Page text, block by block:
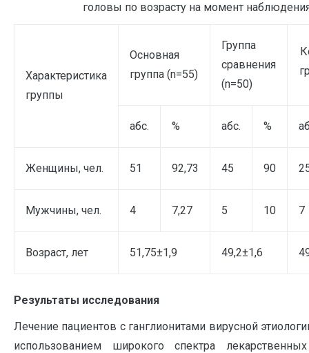
головы по возрасту на момент
Характеристика
группы
Основная
группа (n=55)
Группа
сравнения
(n=50)
абс. % абс. %
Женщины, чел. 51 92,73 45 90
Мужчины, чел. 4 7,27 5 10 7
Возраст, лет 51,75±1,9 49,2±1,6
Результаты исследования
Лечение пациентов с ганглионитами вирусной
использованием широкого спектра